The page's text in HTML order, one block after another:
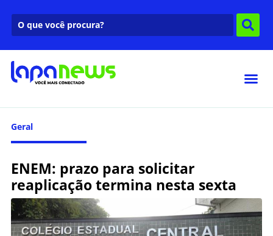
Geral
ENEM: prazo para solicitar
reaplicação termina nesta sexta